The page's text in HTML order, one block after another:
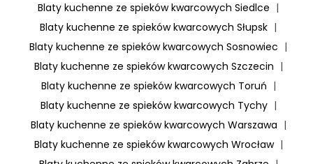
Blaty kuchenne ze spieków kwarcowych Siedlce |
Blaty kuchenne ze spieków kwarcowych Słupsk |
Blaty kuchenne ze spieków kwarcowych Sosnowiec |
Blaty kuchenne ze spieków kwarcowych Szczecin |
Blaty kuchenne ze spieków kwarcowych Toruń |
Blaty kuchenne ze spieków kwarcowych Tychy |
Blaty kuchenne ze spieków kwarcowych Warszawa |
Blaty kuchenne ze spieków kwarcowych Wrocław |